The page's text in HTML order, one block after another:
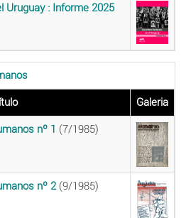
Uruguay : Informe 2025
Galeria
nº 1 (7/1985)
nº 2(9/1985)